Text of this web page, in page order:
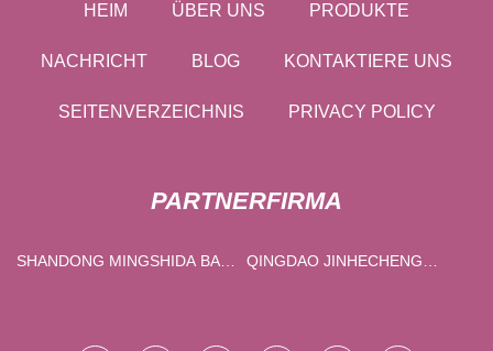
HEIM ÜBER UNS PRODUKTE
NACHRICHT BLOG KONTAKTIERE UNS
SEITENVERZEICHNIS PRIVACY POLICY
PARTNERFIRMA
SHANDONG MINGSHIDA BAU
QINGDAO JINHECHENG